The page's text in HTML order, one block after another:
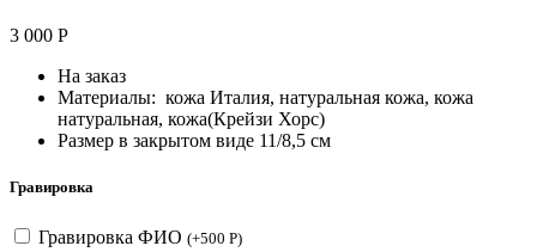
3 000 Р
На заказ
Материалы: кожа Италия, натуральная кожа, кожа
натуральная, кожа(Крейзи Хорс)
Размер в закрытом виде 11/8,5 см
Гравировка
Гравировка ФИО (+500 Р)